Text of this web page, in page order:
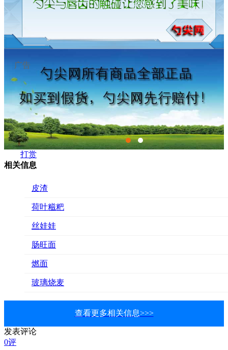
广告
打赏
相关信息
皮渣
荷叶糍粑
丝娃娃
肠旺面
燃面
玻璃烧麦
查看更多相关信息>>>
发表评论
0评